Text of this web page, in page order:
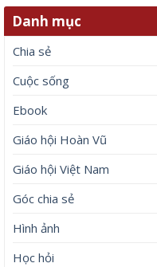
Danh mục
Chia sẻ
Cuộc sống
Ebook
Giáo hội Hoàn Vũ
Giáo hội Việt Nam
Góc chia sẻ
Hình ảnh
Học hỏi